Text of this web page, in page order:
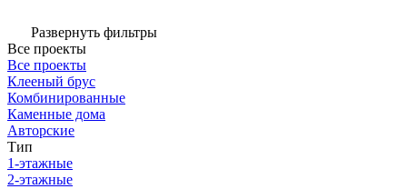
Развернуть фильтры
Все проекты
Все проекты
Клееный брус
Комбинированные
Каменные дома
Авторские
Тип
1-этажные
2-этажные